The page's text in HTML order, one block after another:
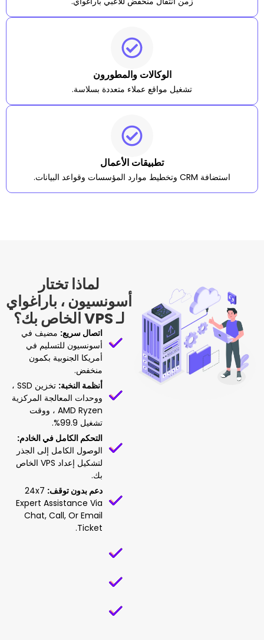
الوكالات والمطورون
تشغيل مواقع عملاء متعددة بسلاسة.
تطبيقات الأعمال
أسونسيون ، باراغواي
لـ VPS الخاص بك؟
اتصال سريع:
مضيف في
أسونسيون للتسليم في
أمريكا الجنوبية بكمون
منخفض.
أنظمة النخبة:
تخزين SSD ،
ووحدات المعالجة المركزية
AMD Ryzen ، ووقت
التحكم الكامل في الخادم:
الوصول الكامل إلى الجذر
لتشكيل إعداد VPS الخاص
24x7
Expert Assistance Via
Chat, Call, Or Email